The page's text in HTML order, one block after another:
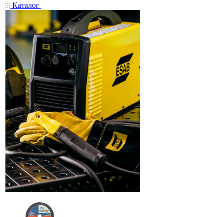
Каталог